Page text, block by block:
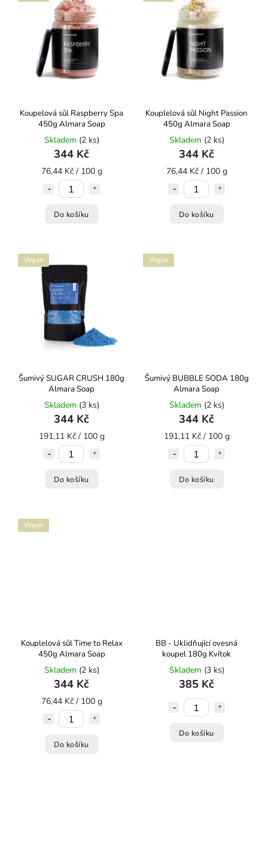
Koupelová sůl Raspberry Spa
450g Almara Soap
Skladem (2 ks)
344 Kč
76,44 Kč / 100 g
Do košíku
Kouplelová sůl Night Passion
450g Almara Soap
Skladem (2 ks)
344 Kč
76,44 Kč / 100 g
Do košíku
Vegan
Šumivý SUGAR CRUSH 180g
Almara Soap
Skladem (3 ks)
344 Kč
191,11 Kč / 100 g
Do košíku
Vegan
Šumivý BUBBLE SODA 180g
Almara Soap
Skladem (2 ks)
344 Kč
191,11 Kč / 100 g
Do košíku
Vegan
Kouplelová sůl Time to Relax
450g Almara Soap
Skladem (2 ks)
344 Kč
76,44 Kč / 100 g
Do košíku
BB - Uklidňující ovesná
koupel 180g Kvítok
Skladem (3 ks)
385 Kč
Do košíku